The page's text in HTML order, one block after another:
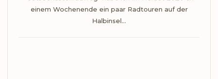
einem Wochenende ein paar Radtouren auf der
Halbinsel…